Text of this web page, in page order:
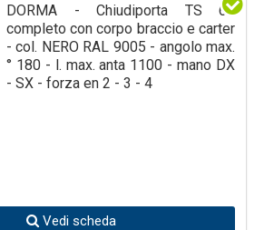
DORMA - Chiudiporta TS 69
completo con corpo braccio e carter
- col. NERO RAL 9005 - angolo max.
° 180 - l. max. anta 1100 - mano DX
- SX - forza en 2 - 3 - 4
Vedi scheda